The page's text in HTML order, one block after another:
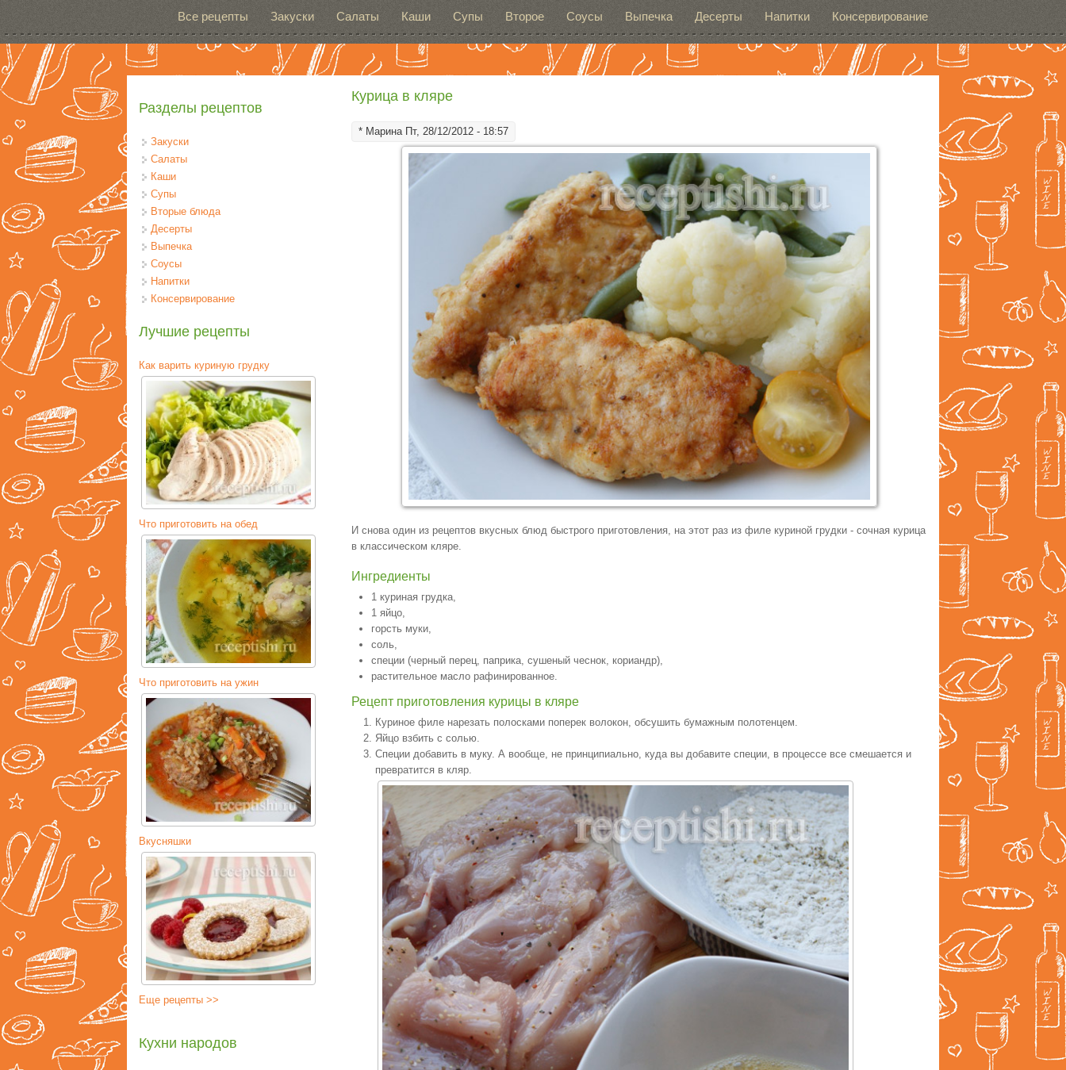
Все рецепты Закуски Салаты Каши Супы Второе Соусы Выпечка Десерты Напитки Консервирование
Курица в кляре
* МаринаПт, 28/12/2012 - 18:57
И снова один из рецептов вкусных блюд быстрого приготовления, на этот раз из филе куриной грудки - сочная курица
в классическом кляре.
Ингредиенты
1 куриная грудка,
1 яйцо,
горсть муки,
соль,
специи (черный перец, паприка, сушеный чеснок, кориандр),
растительное масло рафинированное.
Рецепт приготовления курицы в кляре
Куриное филе нарезать полосками поперек волокон, обсушить бумажным полотенцем.
Яйцо взбить с солью.
Специи добавить в муку. А вообще, не принципиально, куда вы добавите специи, в процессе все смешается и
превратится в кляр.
Разделы рецептов
Закуски
Салаты
Каши
Супы
Вторые блюда
Десерты
Выпечка
Соусы
Напитки
Консервирование
Лучшие рецепты
Как варить куриную грудку
Что приготовить на обед
Что приготовить на ужин
Вкусняшки
Еще рецепты >>
Кухни народов